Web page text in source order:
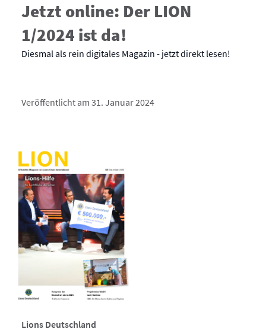
Jetzt online: Der LION
1/2024 ist da!
Diesmal als rein digitales Magazin - jetzt direkt lesen!
Veröffentlicht am 31. Januar 2024
Lions Deutschland